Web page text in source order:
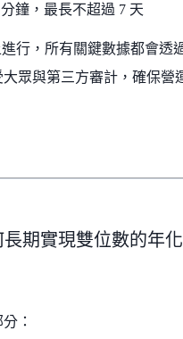
鐘，最長不超過 7 天
行，所有關鍵數據都會透
眾與第三方審計，確保營
期實現雙位數的年
：